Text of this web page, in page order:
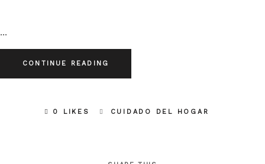
CONTINUE READING
0 LIKES CUIDADO DEL HOGAR